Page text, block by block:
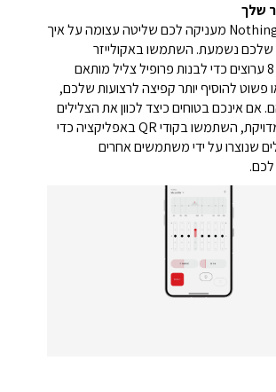
שלך
האפליקציה Nothing X מעניקה לכם שליטה עצומה על איך
שלכם נשמעת. השתמשו באקולייזר
המתקדם בעל 8 ערוצים כדי לבנות פרופיל צליל מותאם
פשוט להוסיף יותר קפיצה לרצועות שלכם,
אם אינכם בטוחים כיצד לכוון את הצלילים
שלכם בצורה מדויקת, השתמשו בקודי QR באפליקציה כדי
שנוצרו על ידי משתמשים אחרים